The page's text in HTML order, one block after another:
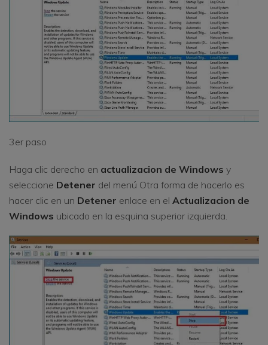
3er paso
Haga clic derecho en actualizacion de Windows y
seleccione Detener del menú Otra forma de hacerlo es
hacer clic en un Detener enlace en el Actualizacion de
Windows ubicado en la esquina superior izquierda.